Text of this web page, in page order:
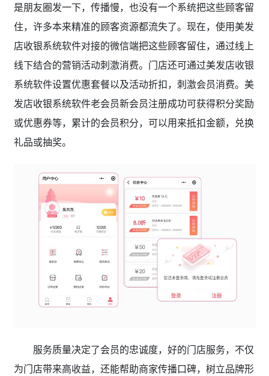
是朋友圈发一下，传播慢，也没有一个系统把这些顾客留
住，许多本来精准的顾客资源都流失了。现在，使用美发
店收银系统软件对接的微信端把这些顾客留住，通过线上
线下结合的营销活动刺激消费。门店还可通过美发店收银
系统软件设置优惠套餐以及活动折扣，刺激会员消费。美
发店收银系统软件老会员新会员注册成功可获得积分奖励
或优惠券等，累计的会员积分，可以用来抵扣金额，兑换
礼品或抽奖。
服务质量决定了会员的忠诚度，好的门店服务，不仅
为门店带来高收益，还能帮助商家传播口碑，树立品牌形